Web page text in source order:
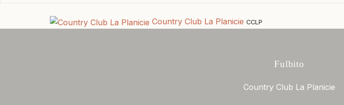
Country Club La Planicie CCLP
Fulbito
Country Club La Planicie